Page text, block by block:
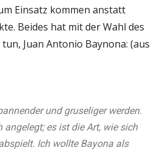
Einsatz kommen anstatt
Beides hat mit der Wahl des
Juan Antonio Baynona: (aus
und gruseliger werden.
angelegt; es ist die Art, wie sich
Ich wollte Bayona als